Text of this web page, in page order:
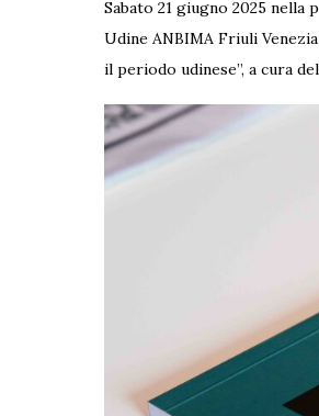
Sabato 21 giugno 2025
Udine ANBIMA Friuli
il periodo udinese”, a cura